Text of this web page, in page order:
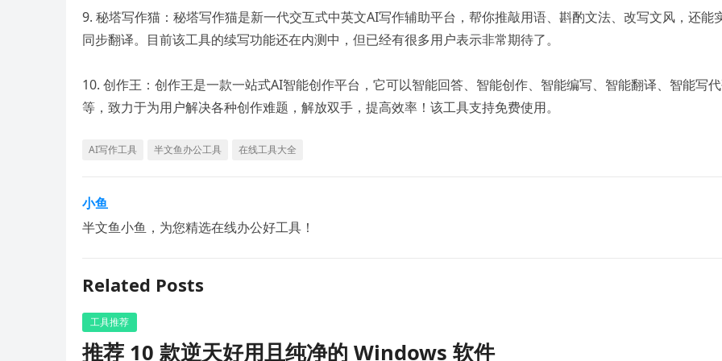
9. 秘塔写作猫：秘塔写作猫是新一代交互式中英文AI写作辅助平台，帮你推敲用语、斟酌文法、改写文风，还能
同步翻译。目前该工具的续写功能还在内测中，但已经有很多用户表示非常期待了。
10. 创作王：创作王是一款一站式AI智能创作平台，它可以智能回答、智能创作、智能编写、智能翻译、智能写
等，致力于为用户解决各种创作难题，解放双手，提高效率！该工具支持免费使用。
AI写作工具 半文鱼办公工具 在线工具大全
小鱼
半文鱼小鱼，为您精选在线办公好工具！
Related Posts
工具推荐
推荐 10 款逆天好用且纯净的 Windows 软件